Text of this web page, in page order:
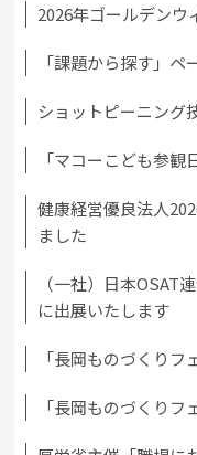
2026年ゴールデンウ
「課題から探す」
ショットピーニン
「マコーこども参
健康経営優良法人
ました
（一社）日本OSAT
に出展いたします
「長岡ものづくり
「長岡ものづくり